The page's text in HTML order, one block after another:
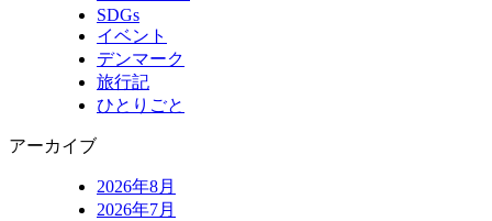
SDGs
イベント
デンマーク
旅行記
ひとりごと
アーカイブ
2026年8月
2026年7月